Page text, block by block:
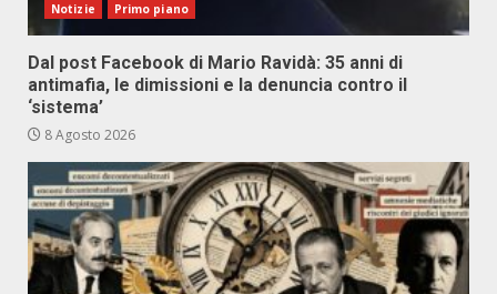
Notizie Primo piano
Dal post Facebook di Mario Ravidà: 35 anni di
antimafia, le dimissioni e la denuncia contro il
‘sistema’
8 Agosto 2026